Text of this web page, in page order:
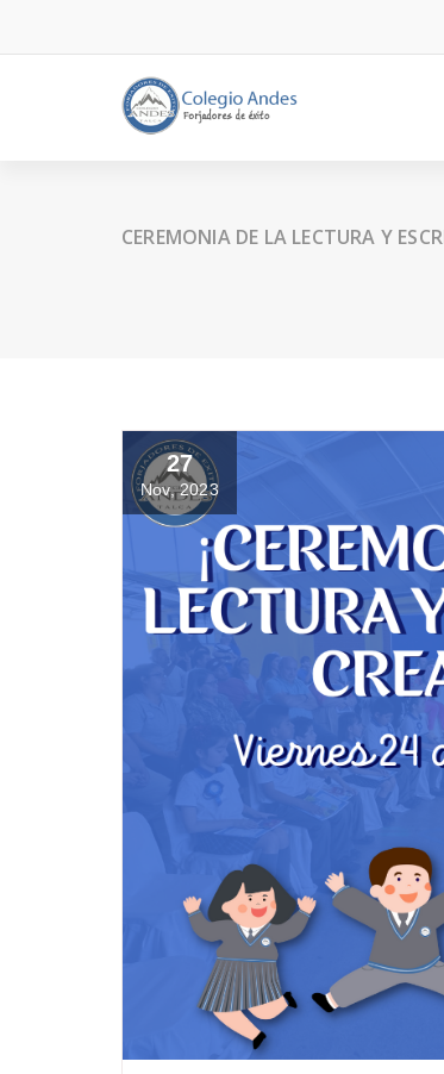
CEREMONIA DE LA LECTURA Y
27
Nov, 2023